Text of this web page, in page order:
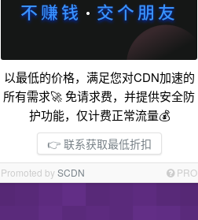
以最低的价格，满足您对CDN加速的
所有需求🚀 免请求费，并提供安全防
护功能，仅计费正常流量💰
👉 联系获取最低折扣
Promoted bySCDN PRO